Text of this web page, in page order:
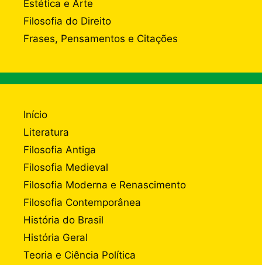
Estética e Arte
Filosofia do Direito
Frases, Pensamentos e Citações
Início
Literatura
Filosofia Antiga
Filosofia Medieval
Filosofia Moderna e Renascimento
Filosofia Contemporânea
História do Brasil
História Geral
Teoria e Ciência Política